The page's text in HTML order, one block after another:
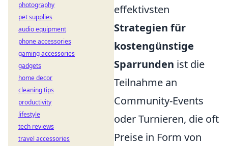
effektivsten
Strategien für
kostengünstige
Sparrunden ist die
Teilnahme an
Community-Events
oder Turnieren, die oft
Preise in Form von
photography
pet supplies
audio equipment
phone accessories
gaming accessories
gadgets
home decor
cleaning tips
productivity
lifestyle
tech reviews
travel accessories